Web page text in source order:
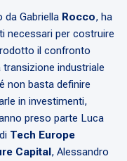
da Gabriella Rocco, ha
necessari per costruire
il confronto
industriale
non basta definire
in investimenti,
preso parte Luca
Tech Europe
Capital, Alessandro